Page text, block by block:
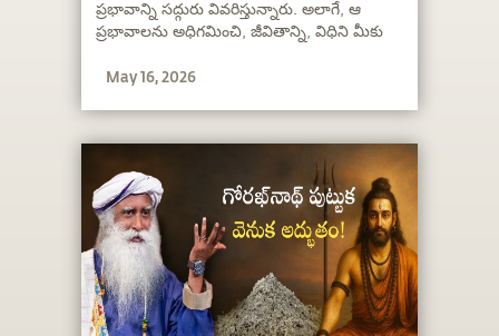
ప్రభావాన్ని సద్గురు వివరిస్తున్నారు. అలాగే, ఆ
ప్రభావాలను అధిగమించి, జీవితాన్ని, విధిని మీకు
తెలియజేస్తున్నారు.
May 16, 2026